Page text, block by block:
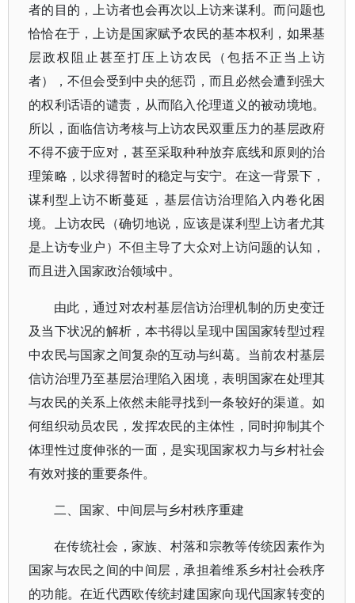
者的目的，上访者也会再次以上访来谋利。而问题也
恰恰在于，上访是国家赋予农民的基本权利，如果基
层政权阻止甚至打压上访农民（包括不正当上访
者），不但会受到中央的惩罚，而且必然会遭到强大
的权利话语的谴责，从而陷入伦理道义的被动境地。
所以，面临信访考核与上访农民双重压力的基层政府
不得不疲于应对，甚至采取种种放弃底线和原则的治
理策略，以求得暂时的稳定与安宁。在这一背景下，
谋利型上访不断蔓延，基层信访治理陷入内卷化困
境。上访农民（确切地说，应该是谋利型上访者尤其
是上访专业户）不但主导了大众对上访问题的认知，
而且进入国家政治领域中。
由此，通过对农村基层信访治理机制的历史变迁
及当下状况的解析，本书得以呈现中国国家转型过程
中农民与国家之间复杂的互动与纠葛。当前农村基层
信访治理乃至基层治理陷入困境，表明国家在处理其
与农民的关系上依然未能寻找到一条较好的渠道。如
何组织动员农民，发挥农民的主体性，同时抑制其个
体理性过度伸张的一面，是实现国家权力与乡村社会
有效对接的重要条件。
二、国家、中间层与乡村秩序重建
在传统社会，家族、村落和宗教等传统因素作为
国家与农民之间的中间层，承担着维系乡村社会秩序
的功能。在近代西欧传统封建国家向现代国家转变的